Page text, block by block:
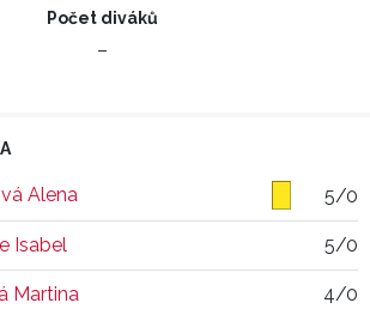
Počet diváků
–
Alena 5/0
Isabel 5/0
Martina 4/0